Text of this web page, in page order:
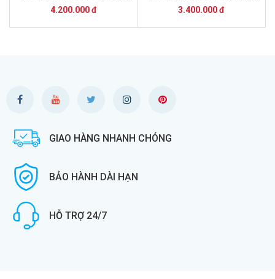
bộ giá 4.2 triệu
4.200.000 đ
bộ giá 3 .4 triệu
3.400.000 đ
GIAO HÀNG NHANH CHÓNG
BẢO HÀNH DÀI HẠN
HỖ TRỢ 24/7